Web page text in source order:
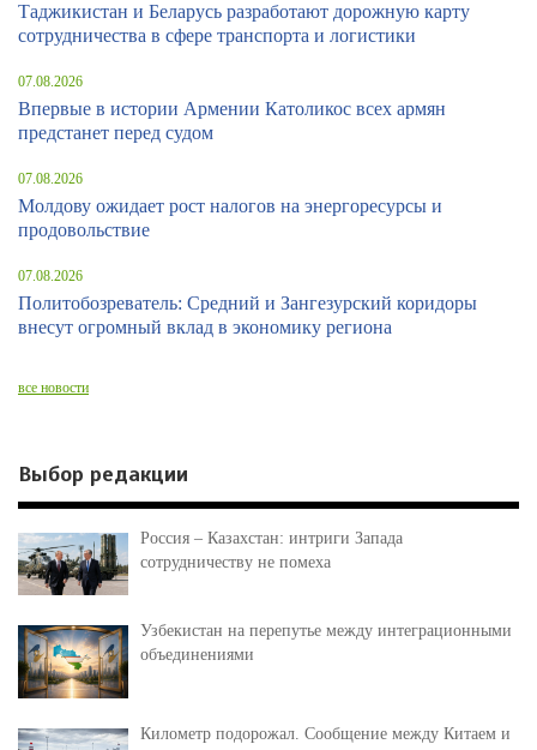
Таджикистан и Беларусь разработают дорожную карту
сотрудничества в сфере транспорта и логистики
07.08.2026
Впервые в истории Армении Католикос всех армян
предстанет перед судом
07.08.2026
Молдову ожидает рост налогов на энергоресурсы и
продовольствие
07.08.2026
Политобозреватель: Средний и Зангезурский коридоры
внесут огромный вклад в экономику региона
все новости
Выбор редакции
Россия – Казахстан: интриги Запада
сотрудничеству не помеха
Узбекистан на перепутье между интеграционными
объединениями
Километр подорожал. Сообщение между Китаем и